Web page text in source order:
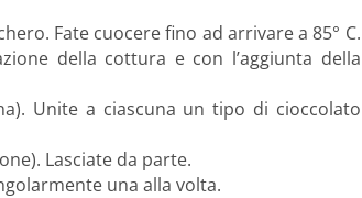
Fate cuocere fino ad arrivare a 85° C.
della cottura e con l’aggiunta della
Unite a ciascuna un tipo di cioccolato
Lasciate da parte.
una alla volta.